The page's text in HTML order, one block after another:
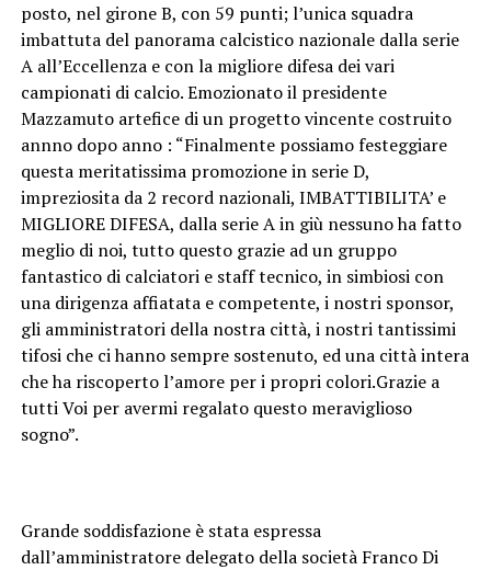
posto, nel girone B, con 59 punti; l’unica squadra
imbattuta del panorama calcistico nazionale dalla serie
A all’Eccellenza e con la migliore difesa dei vari
campionati di calcio. Emozionato il presidente
Mazzamuto artefice di un progetto vincente costruito
annno dopo anno : “Finalmente possiamo festeggiare
questa meritatissima promozione in serie D,
impreziosita da 2 record nazionali, IMBATTIBILITA’ e
MIGLIORE DIFESA, dalla serie A in giù nessuno ha fatto
meglio di noi, tutto questo grazie ad un gruppo
fantastico di calciatori e staff tecnico, in simbiosi con
una dirigenza affiatata e competente, i nostri sponsor,
gli amministratori della nostra città, i nostri tantissimi
tifosi che ci hanno sempre sostenuto, ed una città intera
che ha riscoperto l’amore per i propri colori.Grazie a
tutti Voi per avermi regalato questo meraviglioso
sogno”.
Grande soddisfazione è stata espressa
dall’amministratore delegato della società Franco Di